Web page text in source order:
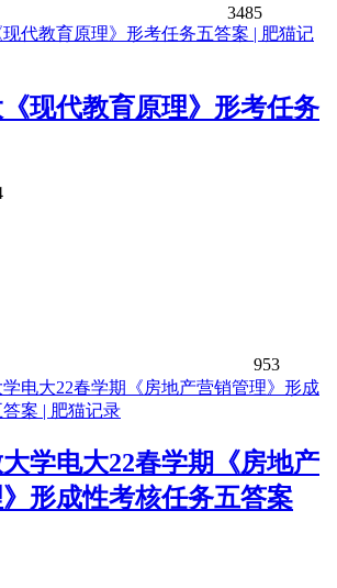
3485
现代教育原理》形考任务
953
学电大22春学期《房地产
形成性考核任务五答案